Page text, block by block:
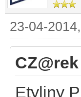
23-04-
Etyliny